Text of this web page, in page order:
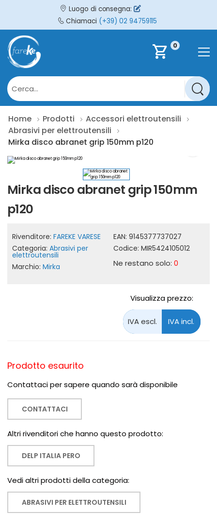
Luogo di consegna:
Chiamaci (+39) 02 94759115
shopping_cart 0
Home Prodotti
Accessori elettroutensili
Abrasivi per elettroutensili
Mirka disco abranet grip 150mm p120
Mirka disco abranet grip 150mm
p120
Rivenditore: FAREKE VARESE
Categoria: Abrasivi per
elettroutensili
Marchio: Mirka
EAN: 9145377737027
Codice: MIR5424105012
Ne restano solo: 0
Visualizza prezzo:
Prodotto esaurito
Contattaci per sapere quando sarà disponibile
CONTATTACI
Altri rivenditori che hanno questo prodotto:
DELP ITALIA PERO
Vedi altri prodotti della categoria:
ABRASIVI PER ELETTROUTENSILI